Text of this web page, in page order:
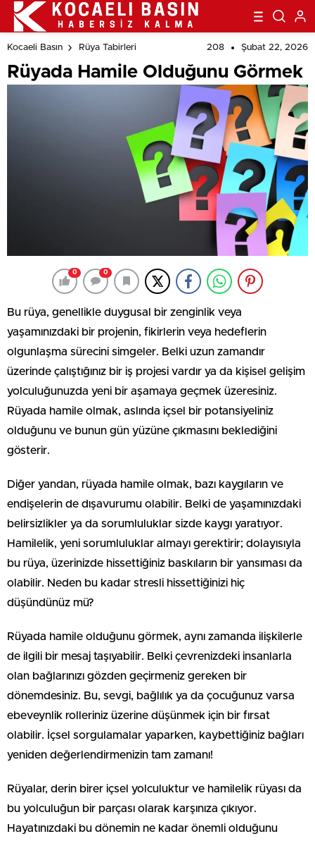
Kocaeli Basın Rüya Tabirleri 208 Şubat 22, 2026
Rüyada Hamile Olduğunu Görmek
0 0
Bu rüya, genellikle duygusal bir zenginlik veya
yaşamınızdaki bir projenin, fikirlerin veya hedeflerin
olgunlaşma sürecini simgeler. Belki uzun zamandır
üzerinde çalıştığınız bir iş projesi vardır ya da kişisel gelişim
yolculuğunuzda yeni bir aşamaya geçmek üzeresiniz.
Rüyada hamile olmak, aslında içsel bir potansiyeliniz
olduğunu ve bunun gün yüzüne çıkmasını beklediğini
gösterir.
Diğer yandan, rüyada hamile olmak, bazı kaygıların ve
endişelerin de dışavurumu olabilir. Belki de yaşamınızdaki
belirsizlikler ya da sorumluluklar sizde kaygı yaratıyor.
Hamilelik, yeni sorumluluklar almayı gerektirir; dolayısıyla
bu rüya, üzerinizde hissettiğiniz baskıların bir yansıması da
olabilir. Neden bu kadar stresli hissettiğinizi hiç
düşündünüz mü?
Rüyada hamile olduğunu görmek, aynı zamanda ilişkilerle
de ilgili bir mesaj taşıyabilir. Belki çevrenizdeki insanlarla
olan bağlarınızı gözden geçirmeniz gereken bir
dönemdesiniz. Bu, sevgi, bağlılık ya da çocuğunuz varsa
ebeveynlik rolleriniz üzerine düşünmek için bir fırsat
olabilir. İçsel sorgulamalar yaparken, kaybettiğiniz bağları
yeniden değerlendirmenizin tam zamanı!
Rüyalar, derin birer içsel yolculuktur ve hamilelik rüyası da
bu yolculuğun bir parçası olarak karşınıza çıkıyor.
Hayatınızdaki bu dönemin ne kadar önemli olduğunu